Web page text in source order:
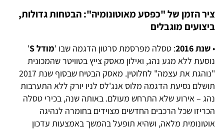
ציר הזמן של "כפסע מאוטונומיה": הבטחות גדולות,
ביצועים מוגבלים
•שנת 2016 : טסלה מפרסמת סרטון הדגמה שבו 'מודל S
'
נוסעת ללא מגע נהג, ואילון מאסק צייץ בטוויטר שהמכונית
"נוהגת את עצמה" לחלוטין. מאסק הבטיח שבסוף שנת 2017
תושלם נסיעת הדגמה מלוס אנג'לס לניו יורק ללא התערבות
נהג – אירוע שלא התרחש מעולם. באותה שנה, בכירי טסלה
הכריזו שכל הרכבים החדשים מצוידים בחומרה לנהיגה
אוטונומית מלאה, ושהיא תופעל בהמשך באמצעות עדכון